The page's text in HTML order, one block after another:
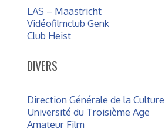
LAS – Maastricht
Vidéofilmclub Genk
Club Heist
DIVERS
Direction Générale de la Culture
Université du Troisième Age
Amateur Film